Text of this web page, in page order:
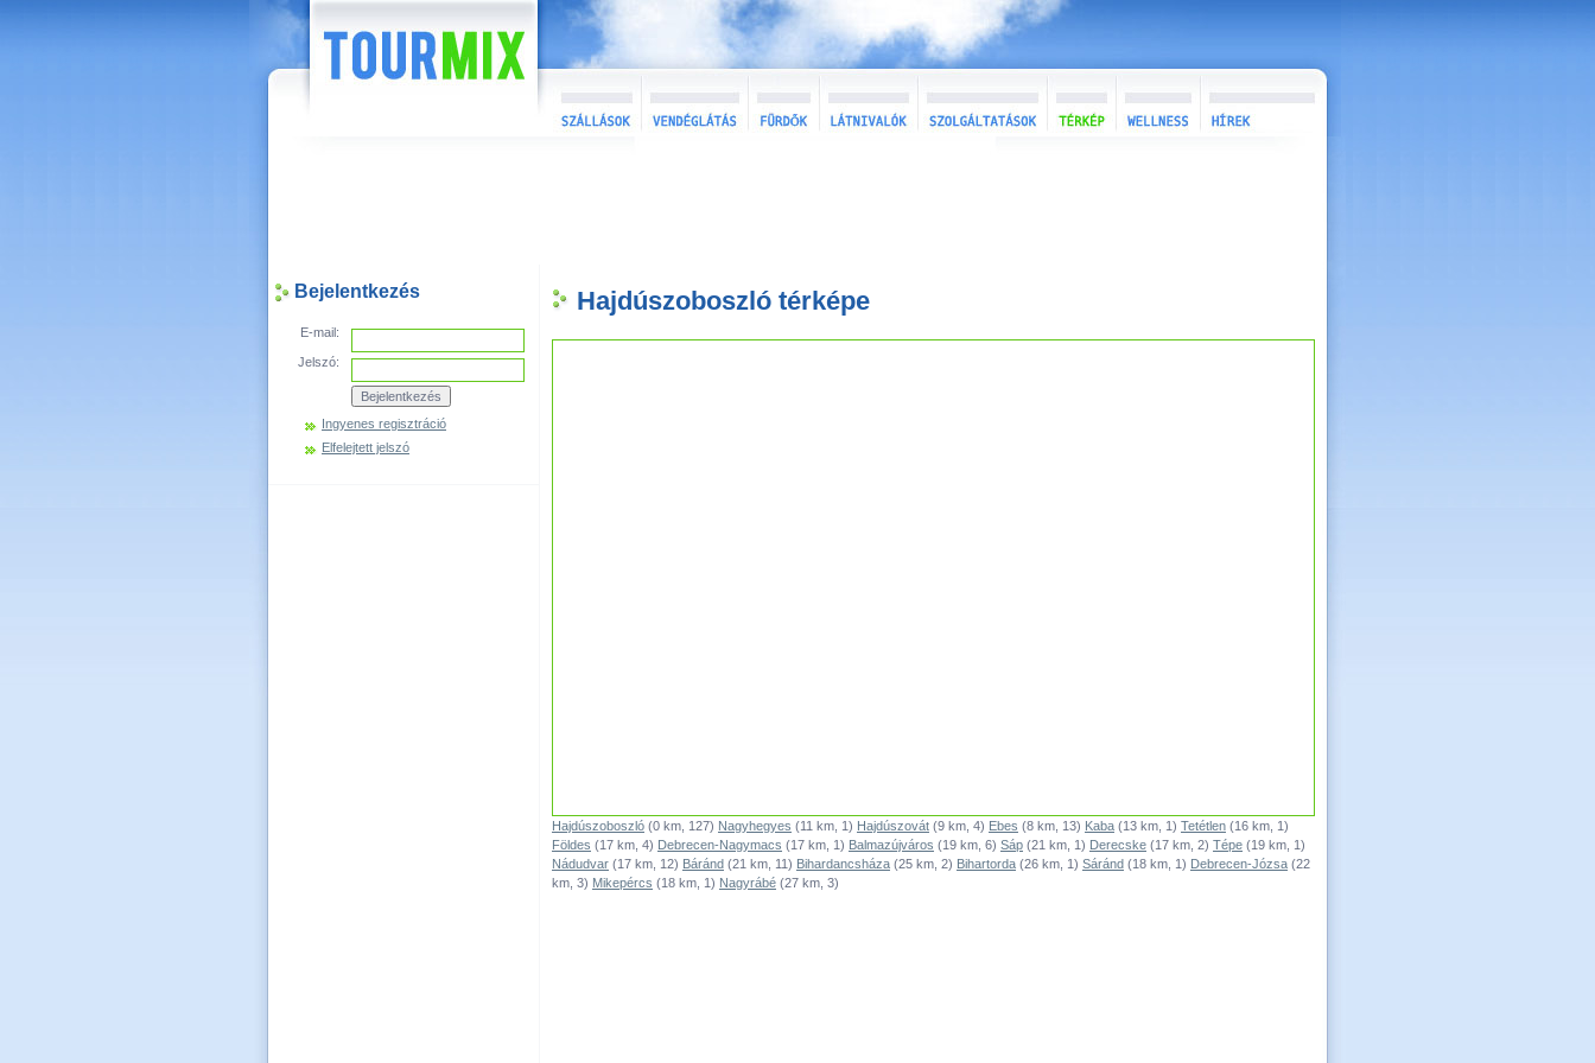
Bejelentkezés
E-mail:
Jelszó:
Ingyenes regisztráció
Elfelejtett jelszó
Hajdúszoboszló térképe
Hajdúszoboszló (0 km, 127) Nagyhegyes (11 km, 1) Hajdúszovát (9 km, 4) Ebes (8 km, 13) Kaba (13 km, 1) Tetétlen (16 km, 1)
Földes (17 km, 4) Debrecen-Nagymacs (17 km, 1) Balmazújváros (19 km, 6) Sáp (21 km, 1) Derecske (17 km, 2) Tépe (19 km, 1)
Nádudvar (17 km, 12) Báránd (21 km, 11) Bihardancsháza (25 km, 2) Bihartorda (26 km, 1) Sáránd (18 km, 1) Debrecen-Józsa (22
km, 3) Mikepércs (18 km, 1) Nagyrábé (27 km, 3)